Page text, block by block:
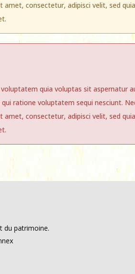
amet, consectetur, adipisci velit, sed
quia voluptas sit aspernatur
ratione voluptatem sequi nesciunt.
amet, consectetur, adipisci velit, sed
du patrimoine.